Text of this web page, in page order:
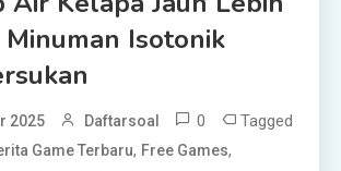
Minuman Isotonik
2025 Daftarsoal 0 Tagged
Game Terbaru, Free Games,